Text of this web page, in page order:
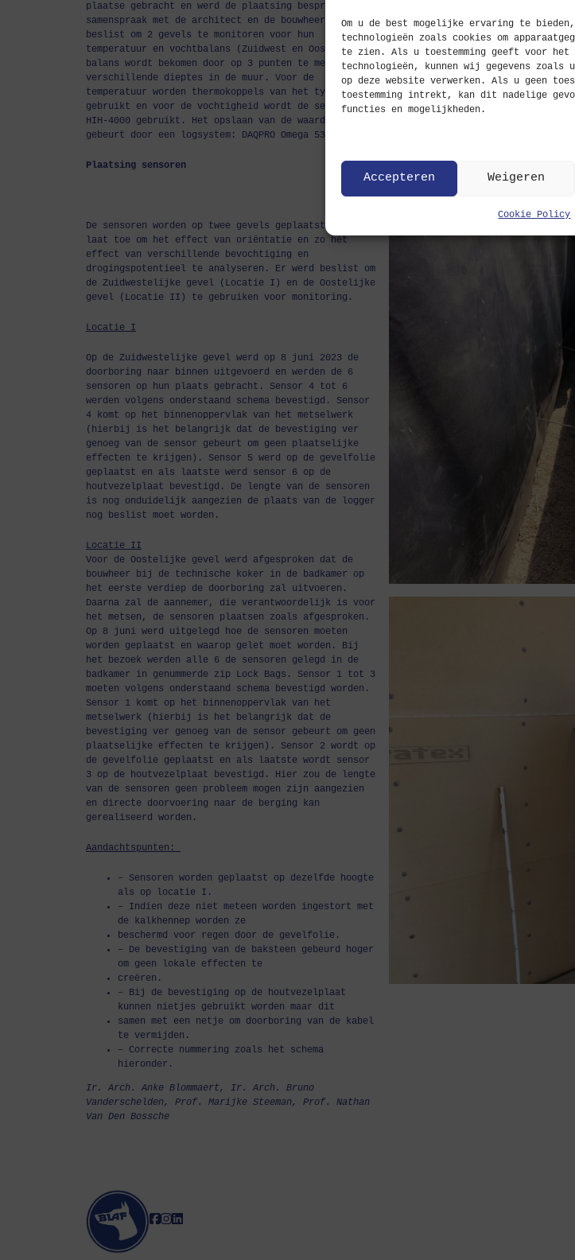
Om u de best mogelijke ervaring te bieden,
technologieën zoals cookies om
te zien. Als u toestemming geeft voor het
technologieën, kunnen wij gegevens zoals
op deze website verwerken. Als u geen
toestemming intrekt, kan dit nadelige
functies en mogelijkheden.
Accepteren Weigeren
Cookie Policy
plaatse gebracht en werd de plaatsing besproken. In
samenspraak met de architect en de bouwheer werd
beslist om 2 gevels te monitoren voor hun
temperatuur en vochtbalans (Zuidwest en Oosten). De
balans wordt bekomen door op 3 punten te meten op
verschillende dieptes in de muur. Voor de
temperatuur worden thermokoppels van het type K
gebruikt en voor de vochtigheid wordt de sensor type
HIH-4000 gebruikt. Het opslaan van de waardes
gebeurt door een logsystem: DAQPRO Omega 5300
Plaatsing sensoren
De sensoren worden op twee gevels geplaatst. Dit
laat toe om het effect van oriëntatie en zo het
effect van verschillende bevochtiging en
drogingspotentieel te analyseren. Er werd beslist om
de Zuidwestelijke gevel (Locatie I) en de Oostelijke
gevel (Locatie II) te gebruiken voor monitoring.
Locatie I
Op de Zuidwestelijke gevel werd op 8 juni 2023 de
doorboring naar binnen uitgevoerd en werden de 6
sensoren op hun plaats gebracht. Sensor 4 tot 6
werden volgens onderstaand schema bevestigd. Sensor
4 komt op het binnenoppervlak van het metselwerk
(hierbij is het belangrijk dat de bevestiging ver
genoeg van de sensor gebeurt om geen plaatselijke
effecten te krijgen). Sensor 5 werd op de gevelfolie
geplaatst en als laatste werd sensor 6 op de
houtvezelplaat bevestigd. De lengte van de sensoren
is nog onduidelijk aangezien de plaats van de logger
nog beslist moet worden.
Locatie II
Voor de Oostelijke gevel werd afgesproken dat de
bouwheer bij de technische koker in de badkamer op
het eerste verdiep de doorboring zal uitvoeren.
Daarna zal de aannemer, die verantwoordelijk is voor
het metsen, de sensoren plaatsen zoals afgesproken.
Op 8 juni werd uitgelegd hoe de sensoren moeten
worden geplaatst en waarop gelet moet worden. Bij
het bezoek werden alle 6 de sensoren gelegd in de
badkamer in genummerde zip Lock Bags. Sensor 1 tot 3
moeten volgens onderstaand schema bevestigd worden.
Sensor 1 komt op het binnenoppervlak van het
metselwerk (hierbij is het belangrijk dat de
bevestiging ver genoeg van de sensor gebeurt om geen
plaatselijke effecten te krijgen). Sensor 2 wordt op
de gevelfolie geplaatst en als laatste wordt sensor
3 op de houtvezelplaat bevestigd. Hier zou de lengte
van de sensoren geen probleem mogen zijn aangezien
en directe doorvoering naar de berging kan
gerealiseerd worden.
Aandachtspunten:
– Sensoren worden geplaatst op dezelfde hoogte
als op locatie I.
– Indien deze niet meteen worden ingestort met
de kalkhennep worden ze
beschermd voor regen door de gevelfolie.
– De bevestiging van de baksteen gebeurd hoger
om geen lokale effecten te
creëren.
– Bij de bevestiging op de houtvezelplaat
kunnen nietjes gebruikt worden maar dit
samen met een netje om doorboring van de kabel
te vermijden.
– Correcte nummering zoals het schema
hieronder.
Ir. Arch. Anke Blommaert, Ir. Arch. Bruno
Vanderschelden, Prof. Marijke Steeman, Prof. Nathan
Van Den Bossche